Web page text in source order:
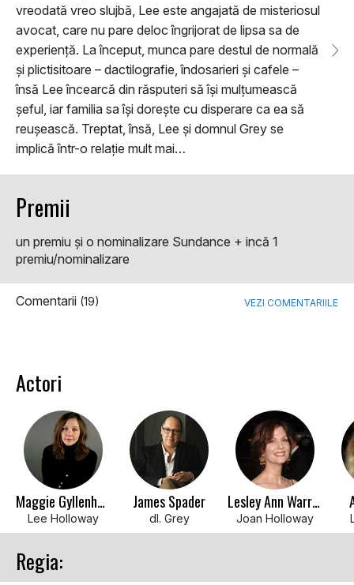
vreodată vreo slujbă, Lee este angajată de misteriosul
avocat, care nu pare deloc îngrijorat de lipsa sa de
experiență. La început, munca pare destul de normală
și plictisitoare – dactilografie, îndosarieri și cafele –
însă Lee încearcă din răsputeri să își mulțumească
șeful, iar familia sa își dorește cu disperare ca ea să
reușească. Treptat, însă, Lee și domnul Grey se
implică într-o relație mult mai…
Premii
un premiu şi o nominalizare Sundance + incă 1
premiu/nominalizare
Comentarii (19) VEZI COMENTARIILE
Actori
Maggie Gyllenhaal
Lee Holloway
James Spader
dl. Grey
Lesley Ann Warren
Joan Holloway
Regia: